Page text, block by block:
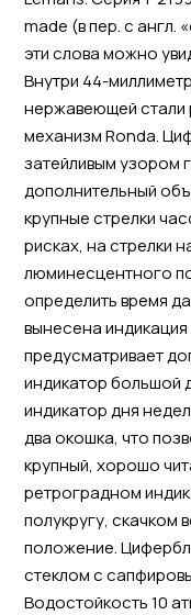
made (в пер. с англ.
эти слова можно
Внутри 44-
нержавеющей стали
механизм Ronda.
затейливым узором
дополнительный
крупные стрелки
рисках, на стрелки
люминесцентного
определить время
вынесена
предусматривает
индикатор большой
индикатор дня
два окошка, что
крупный, хорошо
ретроградном
полукругу, скачком
положение.
стеклом с
Водостойкость 10